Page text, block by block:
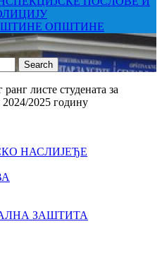
ОПШТИНЕ
Search
ранг листе студената за
2024/2025 годину
НАСЛИЈЕЂЕ
ЗАШТИТА